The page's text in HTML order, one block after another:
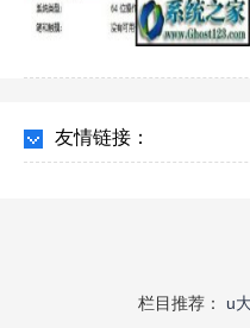
友情链接：
栏目推荐： u